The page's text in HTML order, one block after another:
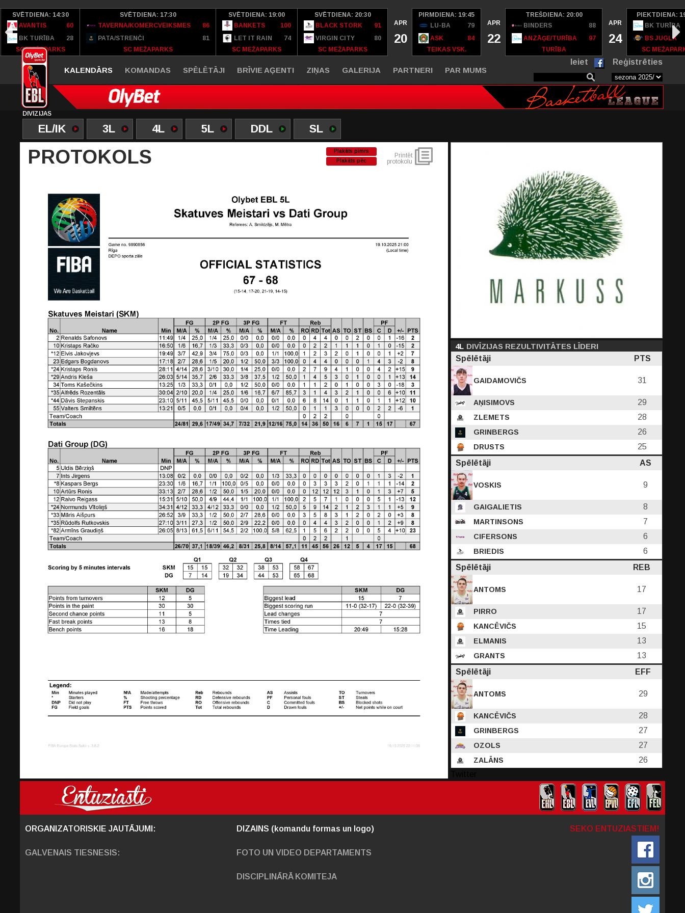
SVĒTDIENA: 14:30
AVANTIS
60
BK TURĪBA
28
SC MEŽAPARKS
SVĒTDIENA: 17:30
TAVERNA/KOMERCVEIKSMES
86
PATA/STRENČI
81
SC MEŽAPARKS
SVĒTDIENA: 19:00
BANKETS
100
LET IT RAIN
74
SC MEŽAPARKS
SVĒTDIENA: 20:30
BLACK STORK
91
VIRGIN CITY
80
SC MEŽAPARKS
APR
20
PIRMDIENA: 19:45
LU-BA
79
ASK
84
TEIKAS VSK.
APR
22
TREŠDIENA: 20:00
BINDERS
88
ANZĀĢE/TURĪBA
97
TURĪBA
APR
24
PIEKTDIENA:
BK TURĪBA
BS JUGLA
SC
KALENDĀRS KOMANDAS SPĒLĒTĀJI BRĪVIE AĢENTI ZIŅAS GALERIJA PARTNERI PAR MUMS
Ieiet Reģistrēties
DIVĪZIJAS
EL/IK 3L 4L 5L DDL SL
PROTOKOLS
Plakāts pimrs
Plakāts pēc
Printēt
protokolu
4L DIVĪZIJAS REZULTIVITĀTES LĪDERI
Spēlētāji
PTS
GAIDAMOVIČS 31
AŅISIMOVS 29
ZLEMETS 28
GRINBERGS 26
DRUSTS
25
Spēlētāji
AS
VOSKIS 9
GAIGALIETIS 8
MARTINSONS 7
CIFERSONS 6
BRIEDIS
6
Spēlētāji
REB
ANTOMS 17
PIRRO 17
KANCĒVIČS 15
ELMANIS 13
GRANTS
13
Spēlētāji
EFF
ANTOMS 29
KANCĒVIČS 28
GRINBERGS 27
OZOLS 27
ZALĀNS
26
ORGANIZATORISKIE JAUTĀJUMI:
GALVENAIS TIESNESIS:
DIZAINS (komandu formas un logo)
FOTO UN VIDEO DEPARTAMENTS
DISCIPLINĀRĀ KOMITEJA
SEKO ENTUZIASTIEM!